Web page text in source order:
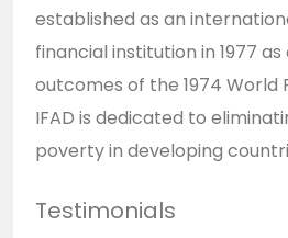
established as an
financial institution in 1977
outcomes of the 1974 World
IFAD is dedicated to
poverty in developing
Testimonials